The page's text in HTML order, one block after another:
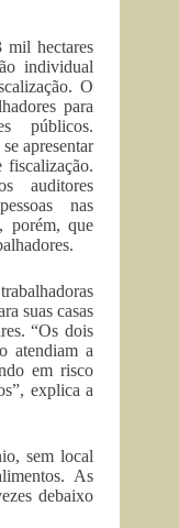
mil hectares
individual
O
para
públicos.
apresentar
fiscalização.
auditores
nas
porém, que
suas casas
“Os dois
atendiam a
em risco
explica a
sem local
As
debaixo